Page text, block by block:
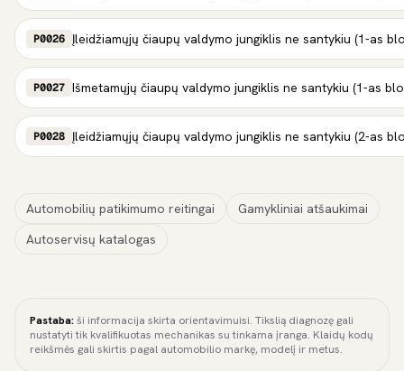
P0026 Įleidžiamųjų čiaupų valdymo jungiklis ne santykiu (1-as
P0027 Išmetamųjų čiaupų valdymo jungiklis ne santykiu (1-as
P0028 Įleidžiamųjų čiaupų valdymo jungiklis ne santykiu (2-as
Automobilių patikimumo reitingai
Gamykliniai atšaukimai
Autoservisų katalogas
Pastaba:ši informacija skirta orientavimuisi. Tikslią diagnozę gali
nustatyti tik kvalifikuotas mechanikas su tinkama įranga. Klaidų kodų
reikšmės gali skirtis pagal automobilio markę, modelį ir metus.